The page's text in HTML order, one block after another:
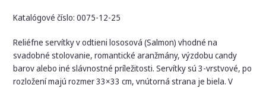
Katalógové číslo: 0075-12-25
Reliéfne servítky v odtieni lososová (Salmon) vhodné na
svadobné stolovanie, romantické aranžmány, výzdobu candy
barov alebo iné slávnostné príležitosti. Servítky sú 3-vrstvové, po
rozložení majú rozmer 33×33 cm, vnútorná strana je biela. V